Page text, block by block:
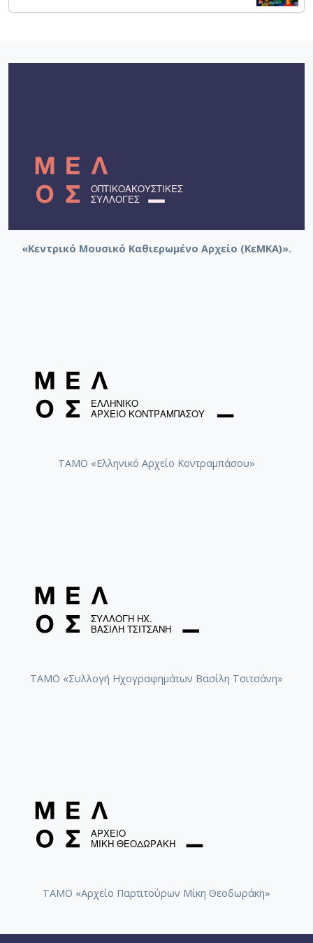
«Κεντρικό Μουσικό Καθιερωμένο Αρχείο (ΚεΜΚΑ)».
ΤΑΜΟ «Ελληνικό Αρχείο Κοντραμπάσου»
ΤΑΜΟ «Συλλογή Ηχογραφημάτων Βασίλη Τσιτσάνη»
ΤΑΜΟ «Αρχείο Παρτιτούρων Μίκη Θεοδωράκη»